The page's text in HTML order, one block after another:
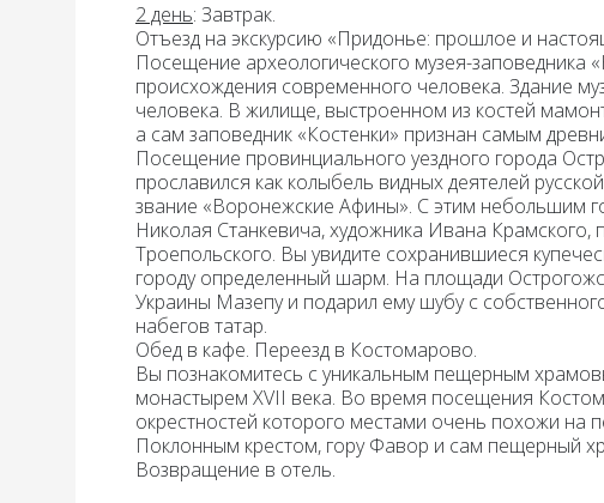
2 день: Завтрак.
Отъезд на экскурсию «Придонье: прошлое и
Посещение археологического музея-заповедника
происхождения современного человека. Здание
человека. В жилище, выстроенном из костей
а сам заповедник «Костенки» признан самым
Посещение провинциального уездного города
прославился как колыбель видных деятелей
звание «Воронежские Афины». С этим небольшим
Николая Станкевича, художника Ивана
Троепольского. Вы увидите сохранившиеся
городу определенный шарм. На площади
Украины Мазепу и подарил ему шубу с
набегов татар.
Обед в кафе. Переезд в Костомарово.
Вы познакомитесь с уникальным пещерным
монастырем XVII века. Во время посещения
окрестностей которого местами очень похожи на
Поклонным крестом, гору Фавор и сам пещерный
Возвращение в отель.